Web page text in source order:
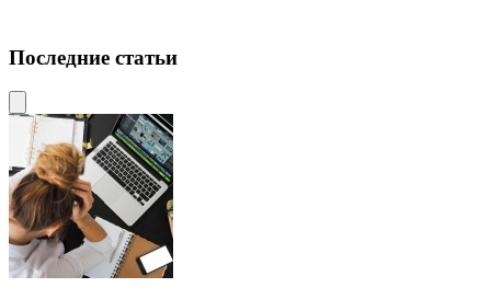
Последние статьи